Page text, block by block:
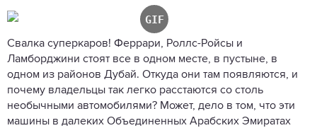
Свалка суперкаров! Феррари, Роллс-Ройсы и
Ламборджини стоят все в одном месте, в пустыне, в
одном из районов Дубай. Откуда они там появляются, и
почему владельцы так легко расстаются со столь
необычными автомобилями? Может, дело в том, что эти
машины в далеких Объединенных Арабских Эмиратах